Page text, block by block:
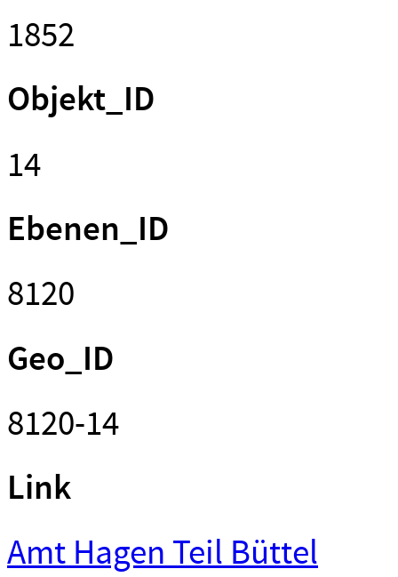
1852
Objekt_ID
14
Ebenen_ID
8120
Geo_ID
8120-14
Link
Amt Hagen Teil Büttel